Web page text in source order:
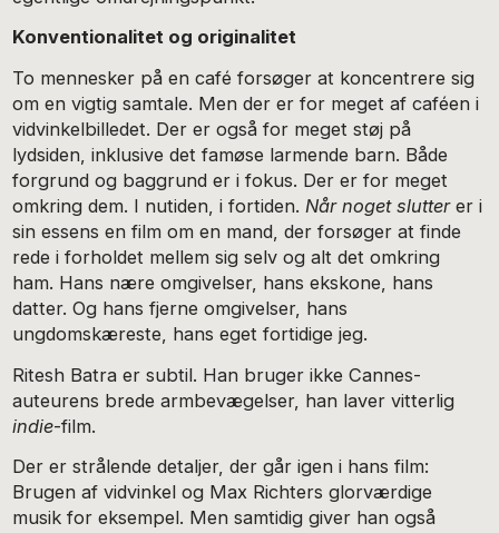
Konventionalitet og originalitet
To mennesker på en café forsøger at koncentrere sig
om en vigtig samtale. Men der er for meget af caféen i
vidvinkelbilledet. Der er også for meget støj på
lydsiden, inklusive det famøse larmende barn. Både
forgrund og baggrund er i fokus. Der er for meget
omkring dem. I nutiden, i fortiden.Når noget slutter er i
sin essens en film om en mand, der forsøger at finde
rede i forholdet mellem sig selv og alt det omkring
ham. Hans nære omgivelser, hans ekskone, hans
datter. Og hans fjerne omgivelser, hans
ungdomskæreste, hans eget fortidige jeg.
Ritesh Batra er subtil. Han bruger ikke Cannes-
auteurens brede armbevægelser, han laver vitterlig
indie-film.
Der er strålende detaljer, der går igen i hans film:
Brugen af vidvinkel og Max Richters glorværdige
musik for eksempel. Men samtidig giver han også